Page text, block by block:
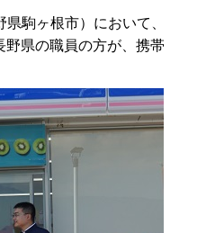
駒ヶ根市）において、
県の職員の方が、携帯